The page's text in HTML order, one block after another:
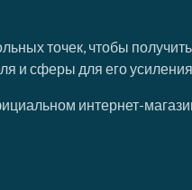
точек, чтобы получить
и сферы для его
интернет-